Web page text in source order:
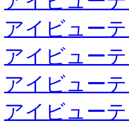
アイビュー
アイビュー
アイビュー
アイビュー